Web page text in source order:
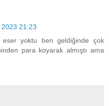
2023 21:23
yoktu ben geldiğinde çok
para koyarak almıştı ama